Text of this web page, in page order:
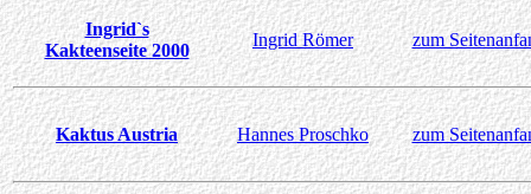
Ingrid`s
Kakteenseite 2000
Ingrid Römer zum
Kaktus Austria Hannes Proschko zum